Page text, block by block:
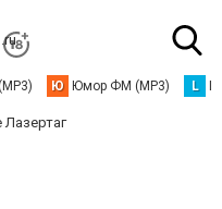
Ю Юмор ФМ (MP3) L
Лазертаг